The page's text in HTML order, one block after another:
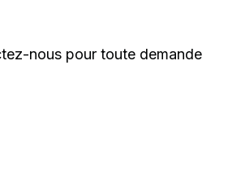
nous pour toute demande